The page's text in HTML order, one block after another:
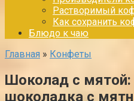
Растворимый
Как сохранить
Блюдо к чаю
Главная » Конфеты
Шоколад с мятой:
шоколадка с